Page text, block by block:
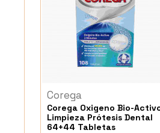
Corega
Corega Oxigeno Bio-
Limpieza Prótesis Dental
64+44 Tabletas